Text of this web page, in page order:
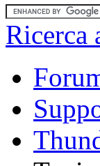
Ricerca